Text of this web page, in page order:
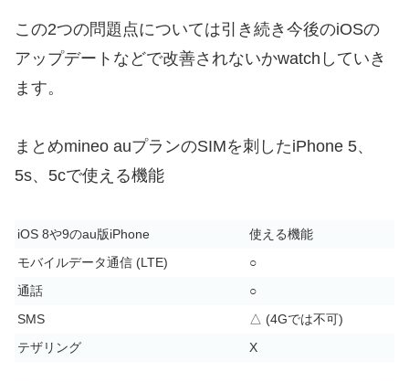
この2つの問題点については引き続き今後のiOSの
アップデートなどで改善されないかwatchしていき
ます。
まとめmineo auプランのSIMを刺したiPhone 5、
5s、5cで使える機能
iOS 8や9のau版iPhone
使える機能
モバイルデータ通信 (LTE)
○
通話
○
SMS
△ (4Gでは不可)
テザリング
X